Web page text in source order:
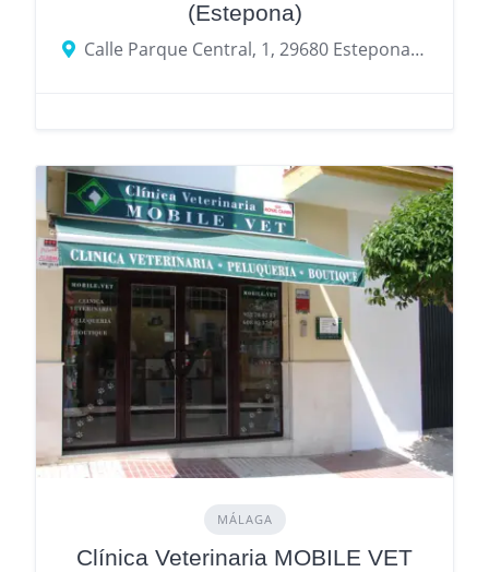
(Estepona)
Calle Parque Central, 1, 29680 Estepona, Málaga
MÁLAGA
Clínica Veterinaria MOBILE VET